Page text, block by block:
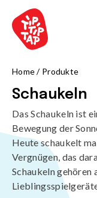
Home/ Produkte
Schaukeln
Das Schaukeln ist
Bewegung der
Heute schaukelt
Vergnügen, das
Schaukeln gehören
Filter
/de/produkte/